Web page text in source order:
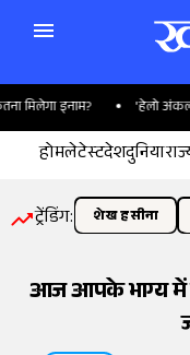
इनाम? 'हेलो अंकल
होमलेटेस्टदेशदुनिया
ट्रेंडिंग: शेख हसीना
आज आपके भाग्य में